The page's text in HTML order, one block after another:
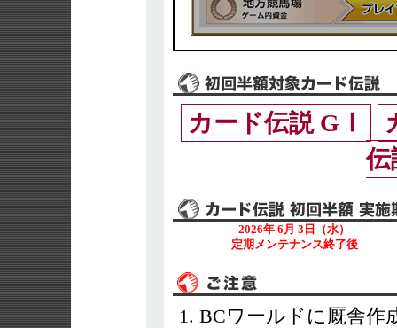
カード伝説 GⅠ
伝
2026年 6月 3日（水）
定期メンテナンス終了後
BCワールドに厩舎作